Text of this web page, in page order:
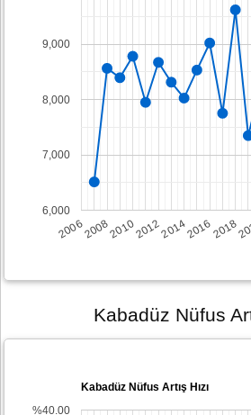
2006200820102012201420162018
6,000
7,000
8,000
9,000
Kabadüz Nüfus
Kabadüz Nüfus Artış Hızı
%40.00